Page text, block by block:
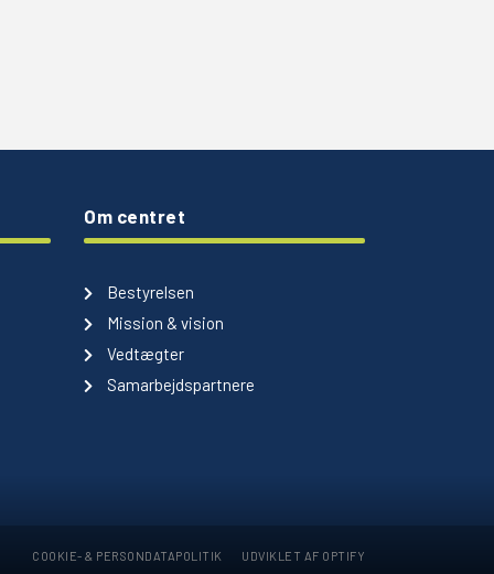
Om centret
Bestyrelsen
Mission & vision
Vedtægter
Samarbejdspartnere
COOKIE- & PERSONDATAPOLITIK UDVIKLET AF OPTIFY